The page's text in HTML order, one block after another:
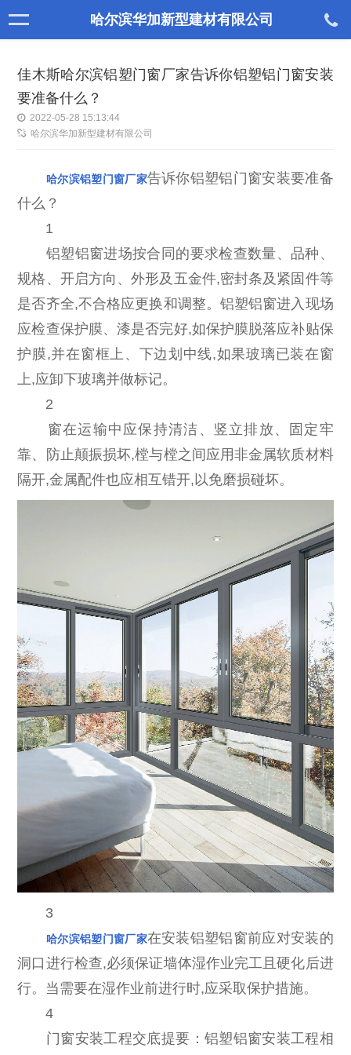
哈尔滨华加新型建材有限公司
佳木斯哈尔滨铝塑门窗厂家告诉你铝塑铝门窗安装
要准备什么？
2022-05-28 15:13:44
哈尔滨华加新型建材有限公司
哈尔滨铝塑门窗厂家告诉你铝塑铝门窗安装要准备
什么？
1
铝塑铝窗进场按合同的要求检查数量、品种、
规格、开启方向、外形及五金件,密封条及紧固件等
是否齐全,不合格应更换和调整。铝塑铝窗进入现场
应检查保护膜、漆是否完好,如保护膜脱落应补贴保
护膜,并在窗框上、下边划中线,如果玻璃已装在窗
上,应卸下玻璃并做标记。
2
窗在运输中应保持清洁、竖立排放、固定牢
靠、防止颠振损坏,樘与樘之间应用非金属软质材料
隔开,金属配件也应相互错开,以免磨损碰坏。
3
哈尔滨铝塑门窗厂家在安装铝塑铝窗前应对安装的
洞口进行检查,必须保证墙体湿作业完工且硬化后进
行。当需要在湿作业前进行时,应采取保护措施。
4
门窗安装工程交底提要：铝塑铝窗安装工程相